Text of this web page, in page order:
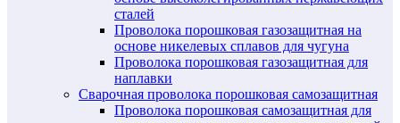
сталей
Проволока порошковая газозащитная на
основе никелевых сплавов для чугуна
Проволока порошковая газозащитная для
наплавки
Сварочная проволока порошковая самозащитная
Проволока порошковая самозащитная для